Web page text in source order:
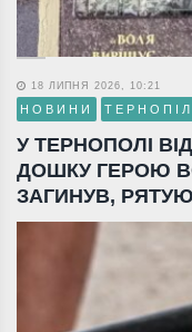
18 ЛИПНЯ 2026, 10:21
НОВИНИ
У ТЕРНОПОЛІ
ДОШКУ ГЕРОЮ
ЗАГИНУВ,